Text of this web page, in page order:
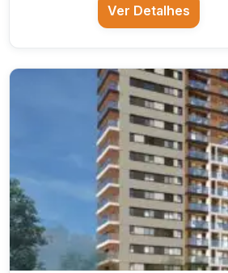
Ver Detalhes